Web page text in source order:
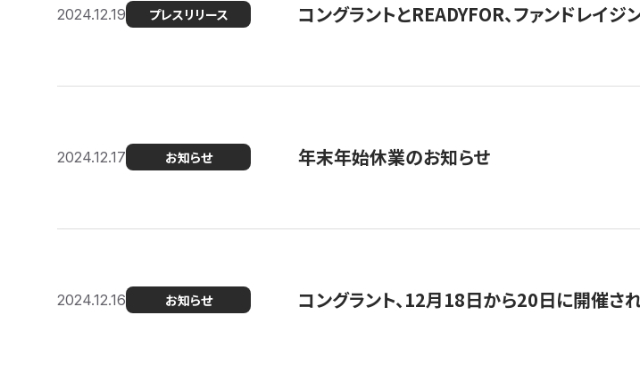
2024.12.19 プレスリリース コングラントとREADYFOR、ファンドレイ
2024.12.17 お知らせ 年末年始休業のお知らせ
2024.12.16 お知らせ コングラント、12月18日から20日に開催さ